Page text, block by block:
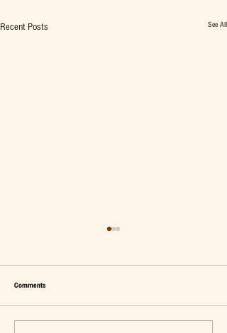
Recent Posts See All
Comments